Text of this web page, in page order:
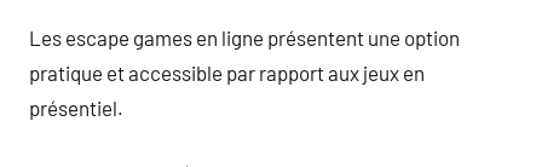
Les escape games en ligne présentent une option
pratique et accessible par rapport aux jeux en
présentiel.